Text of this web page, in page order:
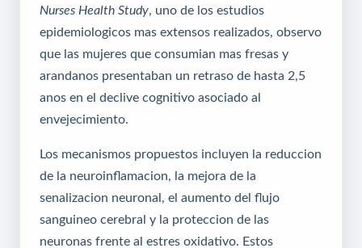
Nurses Health Study , uno de los estudios
epidemiologicos mas extensos realizados, observo
que las mujeres que consumian mas fresas y
arandanos presentaban un retraso de hasta 2,5
anos en el declive cognitivo asociado al
envejecimiento.
Los mecanismos propuestos incluyen la reduccion
de la neuroinflamacion, la mejora de la
senalizacion neuronal, el aumento del flujo
sanguineo cerebral y la proteccion de las
neuronas frente al estres oxidativo. Estos